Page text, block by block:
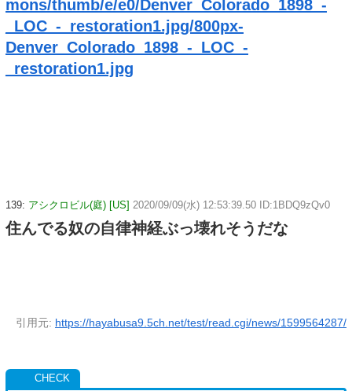
mons/thumb/e/e0/Denver_Colorado_1898_-
_LOC_-_restoration1.jpg/800px-
Denver_Colorado_1898_-_LOC_-
_restoration1.jpg
139: アシクロビル(庭) [US] 2020/09/09(水) 12:53:39.50 ID:1BDQ9zQv0
住んでる奴の自律神経ぶっ壊れそうだな
引用元: https://hayabusa9.5ch.net/test/read.cgi/news/1599564287/